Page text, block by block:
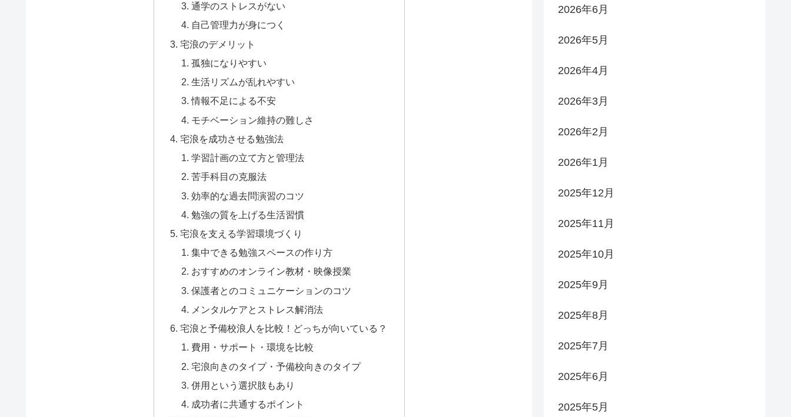
通学のストレスがない
自己管理力が身につく
宅浪のデメリット
孤独になりやすい
生活リズムが乱れやすい
情報不足による不安
モチベーション維持の難しさ
宅浪を成功させる勉強法
学習計画の立て方と管理法
苦手科目の克服法
効率的な過去問演習のコツ
勉強の質を上げる生活習慣
宅浪を支える学習環境づくり
集中できる勉強スペースの作り方
おすすめのオンライン教材・映像授業
保護者とのコミュニケーションのコツ
メンタルケアとストレス解消法
宅浪と予備校浪人を比較！どっちが向いている？
費用・サポート・環境を比較
宅浪向きのタイプ・予備校向きのタイプ
併用という選択肢もあり
成功者に共通するポイント
2026年6月
2026年5月
2026年4月
2026年3月
2026年2月
2026年1月
2025年12月
2025年11月
2025年10月
2025年9月
2025年8月
2025年7月
2025年6月
2025年5月